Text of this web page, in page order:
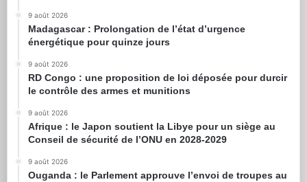
9 août 2026
Madagascar : Prolongation de l’état d’urgence
énergétique pour quinze jours
9 août 2026
RD Congo : une proposition de loi déposée pour durcir
le contrôle des armes et munitions
9 août 2026
Afrique : le Japon soutient la Libye pour un siège au
Conseil de sécurité de l’ONU en 2028-2029
9 août 2026
Ouganda : le Parlement approuve l’envoi de troupes au